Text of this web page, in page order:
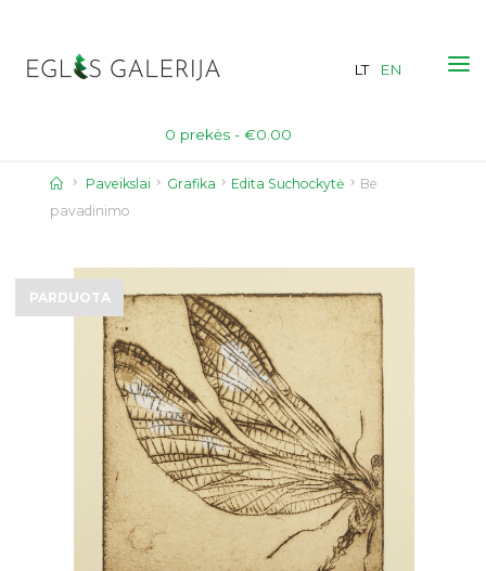
content
0 prekės - €0.00
LT EN
Home
Paveikslai Grafika Edita Suchockytė
Be
pavadinimo
PARDUOTA
PARDUOTA